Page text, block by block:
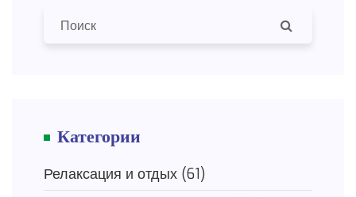
Категории
Релаксация и отдых (61)